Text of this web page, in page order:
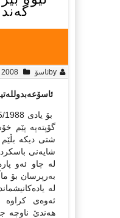
byئاسۆ 2008
گۆپتەپە پێم
شتی دیكە
شایەنی
لە چاو ئەو
بەرپرسان بۆ
لە
ئەوەی كراوە
هەندێ ناوچە